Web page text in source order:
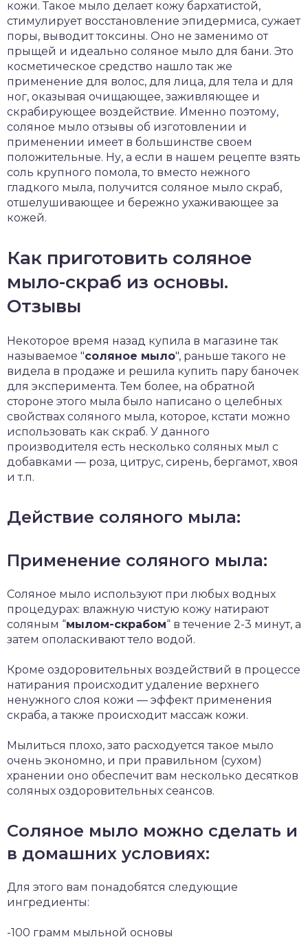
кожи. Такое мыло делает кожу бархатистой,
стимулирует восстановление эпидермиса, сужает
поры, выводит токсины. Оно не заменимо от
прыщей и идеально соляное мыло для бани. Это
косметическое средство нашло так же
применение для волос, для лица, для тела и для
ног, оказывая очищающее, заживляющее и
скрабирующее воздействие. Именно поэтому,
соляное мыло отзывы об изготовлении и
применении имеет в большинстве своем
положительные. Ну, а если в нашем рецепте взять
соль крупного помола, то вместо нежного
гладкого мыла, получится соляное мыло скраб,
отшелушивающее и бережно ухаживающее за
кожей.
Как приготовить соляное
мыло-скраб из основы.
Отзывы
Некоторое время назад купила в магазине так
называемое "соляное мыло", раньше такого не
видела в продаже и решила купить пару баночек
для эксперимента. Тем более, на обратной
стороне этого мыла было написано о целебных
свойствах соляного мыла, которое, кстати можно
использовать как скраб. У данного
производителя есть несколько соляных мыл с
добавками — роза, цитрус, сирень, бергамот, хвоя
и т.п.
Действие соляного мыла:
Применение соляного мыла:
Соляное мыло используют при любых водных
процедурах: влажную чистую кожу натирают
соляным “мылом-скрабом“ в течение 2-3 минут, а
затем ополаскивают тело водой.
Кроме оздоровительных воздействий в процессе
натирания происходит удаление верхнего
ненужного слоя кожи — эффект применения
скраба, а также происходит массаж кожи.
Мылиться плохо, зато расходуется такое мыло
очень экономно, и при правильном (сухом)
хранении оно обеспечит вам несколько десятков
соляных оздоровительных сеансов.
Соляное мыло можно сделать и
в домашних условиях:
Для этого вам понадобятся следующие
ингредиенты:
-100 грамм мыльной основы